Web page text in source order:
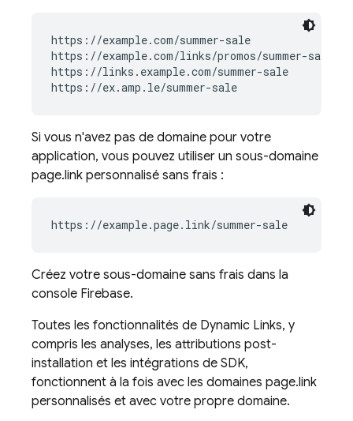
https://example.com/summer-sale
https://example.com/links/promos/summer-sale
https://links.example.com/summer-sale
Si vous n'avez pas de domaine pour votre
application, vous pouvez utiliser un sous-domaine
page.link personnalisé sans frais :
https://example.page.link/summer-sale
Créez votre sous-domaine sans frais dans la
console Firebase.
Toutes les fonctionnalités de Dynamic Links, y
compris les analyses, les attributions post-
installation et les intégrations de SDK,
fonctionnent à la fois avec les domaines page.link
personnalisés et avec votre propre domaine.